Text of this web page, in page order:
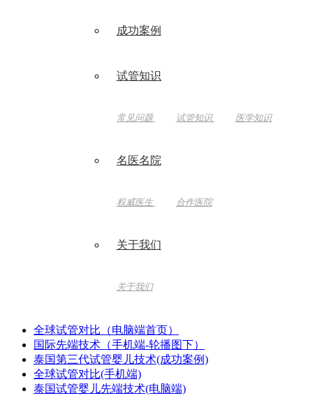
成功案例
试管知识
常见问题 试管知识 医学知识
名医名院
权威医生 合作医院
关于我们
关于我们
全球试管对比（电脑端首页）
国际先端技术（手机端-轮播图下）
泰国第三代试管婴儿技术(成功案例)
全球试管对比(手机端)
泰国试管婴儿先端技术(电脑端)